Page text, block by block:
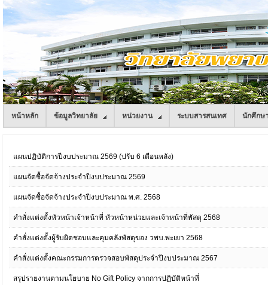
หน้าหลัก ข้อมูลวิทยาลัย หน่วยงาน ระบบสารสนเทศ นักศึกษ
แผนปฏิบัติการปีงบประมาณ 2569 (ปรับ 6 เดือนหลัง)
แผนจัดซื้อจัดจ้างประจำปีงบประมาณ 2569
แผนจัดซื้อจัดจ้างประจำปีงบประมาณ พ.ศ. 2568
คำสั่งแต่งตั้งหัวหน้าเจ้าหน้าที่ หัวหน้าหน่วยและเจ้าหน้าที่พัสดุ 2568
คำสั่งแต่งตั้งผู้รับผิดชอบและคุมคลังพัสดุของ วพบ.พะเยา 2568
คำสั่งแต่งตั้งคณะกรรมการตรวจสอบพัสดุประจำปีงบประมาณ 2567
สรุปรายงานตามนโยบาย No Gift Policy จากการปฏิบัติหน้าที่